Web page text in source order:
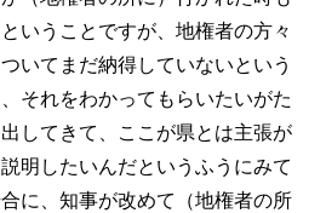
いうことですが、地権者の方々
いてまだ納得していないという
それをわかってもらいたいがた
してきて、ここが県とは主張が
明したいんだというふうにみて
に、知事が改めて（地権者の所